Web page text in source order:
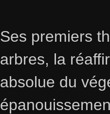
Ses premiers
arbres, la
absolue du